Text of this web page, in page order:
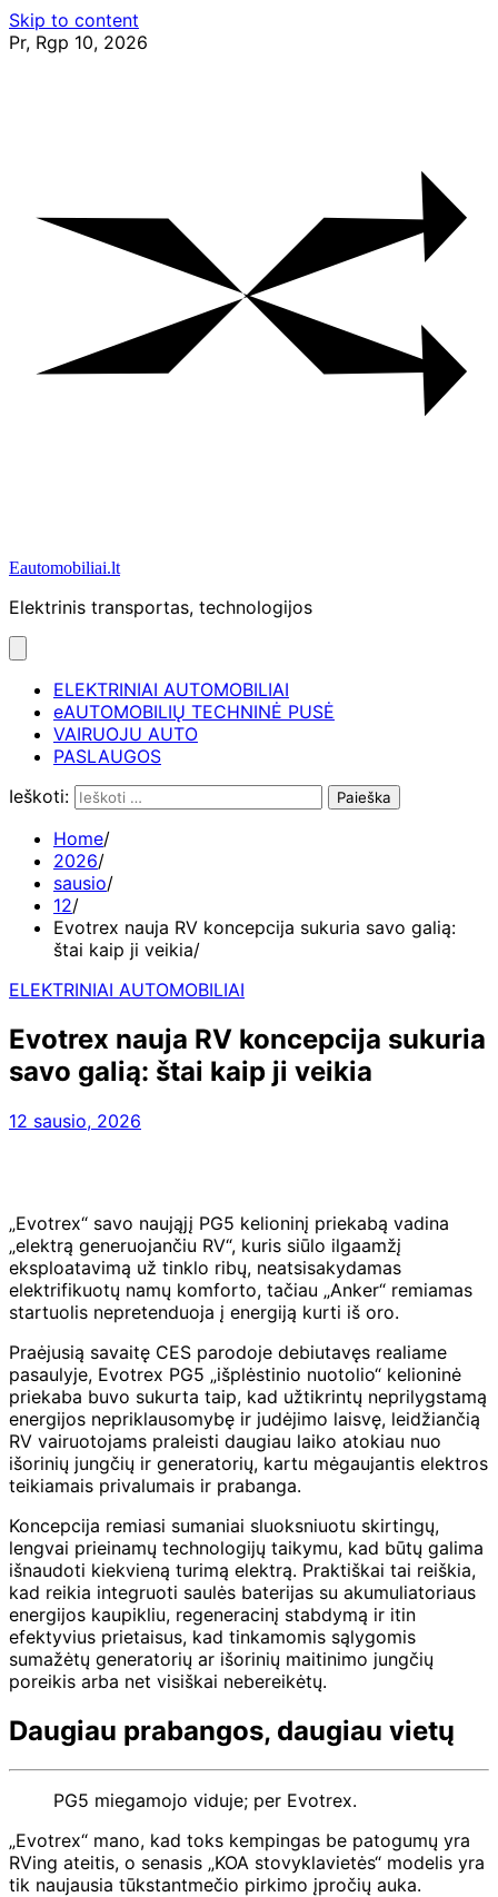
Skip to content
Pr, Rgp 10, 2026
Eautomobiliai.lt
Elektrinis transportas, technologijos
ELEKTRINIAI AUTOMOBILIAI
eAUTOMOBILIŲ TECHNINĖ PUSĖ
VAIRUOJU AUTO
PASLAUGOS
Ieškoti:
Home
2026
sausio
12
Evotrex nauja RV koncepcija sukuria savo galią:
štai kaip ji veikia
ELEKTRINIAI AUTOMOBILIAI
Evotrex nauja RV koncepcija sukuria
savo galią: štai kaip ji veikia
12 sausio, 2026
„Evotrex“ savo naująjį PG5 kelioninį priekabą vadina
„elektrą generuojančiu RV“, kuris siūlo ilgaamžį
eksploatavimą už tinklo ribų, neatsisakydamas
elektrifikuotų namų komforto, tačiau „Anker“ remiamas
startuolis nepretenduoja į energiją kurti iš oro.
Praėjusią savaitę CES parodoje debiutavęs realiame
pasaulyje, Evotrex PG5 „išplėstinio nuotolio“ kelioninė
priekaba buvo sukurta taip, kad užtikrintų neprilygstamą
energijos nepriklausomybę ir judėjimo laisvę, leidžiančią
RV vairuotojams praleisti daugiau laiko atokiau nuo
išorinių jungčių ir generatorių, kartu mėgaujantis elektros
teikiamais privalumais ir prabanga.
Koncepcija remiasi sumaniai sluoksniuotu skirtingų,
lengvai prieinamų technologijų taikymu, kad būtų galima
išnaudoti kiekvieną turimą elektrą. Praktiškai tai reiškia,
kad reikia integruoti saulės baterijas su akumuliatoriaus
energijos kaupikliu, regeneracinį stabdymą ir itin
efektyvius prietaisus, kad tinkamomis sąlygomis
sumažėtų generatorių ar išorinių maitinimo jungčių
poreikis arba net visiškai nebereikėtų.
Daugiau prabangos, daugiau vietų
PG5 miegamojo viduje; per Evotrex.
„Evotrex“ mano, kad toks kempingas be patogumų yra
RVing ateitis, o senasis „KOA stovyklavietės“ ​​modelis yra
tik naujausia tūkstantmečio pirkimo įpročių auka.